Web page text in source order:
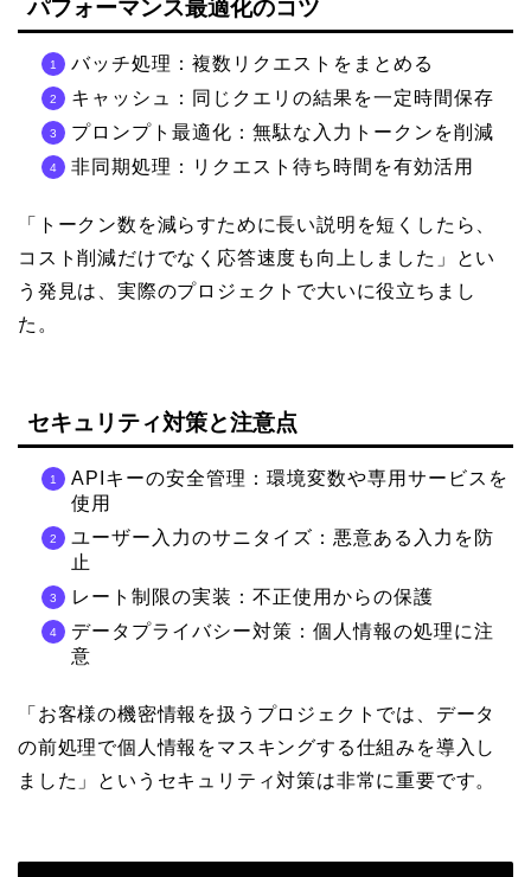
パフォーマンス最適化のコツ
バッチ処理：複数リクエストをまとめる
キャッシュ：同じクエリの結果を一定時間保存
プロンプト最適化：無駄な入力トークンを削減
非同期処理：リクエスト待ち時間を有効活用
「トークン数を減らすために長い説明を短くしたら、
コスト削減だけでなく応答速度も向上しました」とい
う発見は、実際のプロジェクトで大いに役立ちまし
た。
セキュリティ対策と注意点
APIキーの安全管理：環境変数や専用サービスを
使用
ユーザー入力のサニタイズ：悪意ある入力を防
止
レート制限の実装：不正使用からの保護
データプライバシー対策：個人情報の処理に注
意
「お客様の機密情報を扱うプロジェクトでは、データ
の前処理で個人情報をマスキングする仕組みを導入し
ました」というセキュリティ対策は非常に重要です。